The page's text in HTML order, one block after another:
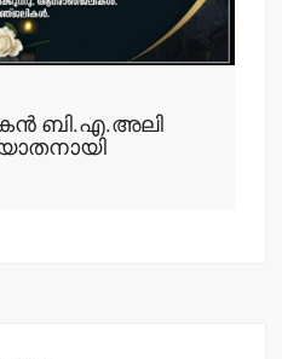
ബി.എ.അലി